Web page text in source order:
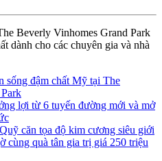
Beverly Vinhomes Grand Park
dành cho các chuyên gia và nhà
sống đậm chất Mỹ tại The
lợi từ 6 tuyến đường mới và mở
căn tọa độ kim cương siêu giới
cùng quà tân gia trị giá 250 triệu